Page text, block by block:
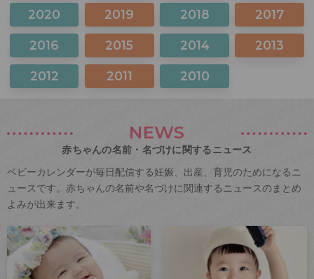
2020 2019 2018 2017
2016 2015 2014 2013
2012 2011 2010
NEWS
赤ちゃんの名前・名づけに関するニュース
ベビーカレンダーが毎日配信する妊娠、出産、育児のためになるニ
ュースです。赤ちゃんの名前や名づけに関連するニュースのまとめ
よみが出来ます。